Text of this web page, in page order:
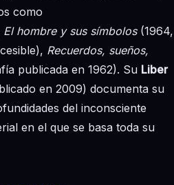
como
El hombre y sus símbolos(1964,
Recuerdos, sueños,
publicada en 1962). Su Liber
en 2009) documenta su
del inconsciente
en el que se basa toda su